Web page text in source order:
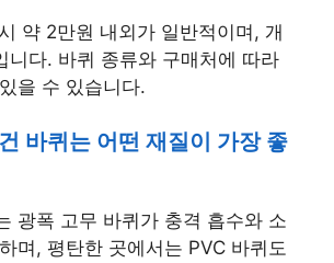
약 2만원 내외가 일반적이며, 개
니다. 바퀴 종류와 구매처에 따라
을 수 있습니다.
바퀴는 어떤 재질이 가장 좋
광폭 고무 바퀴가 충격 흡수와 소
며, 평탄한 곳에서는 PVC 바퀴도